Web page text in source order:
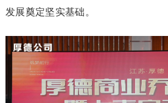
发展奠定坚实基础。